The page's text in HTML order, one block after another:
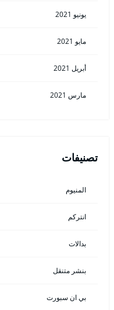
يونيو 2021
مايو 2021
أبريل 2021
مارس 2021
تصنيفات
المنيوم
انتركم
بدالات
بنشر متنقل
بي ان سبورت